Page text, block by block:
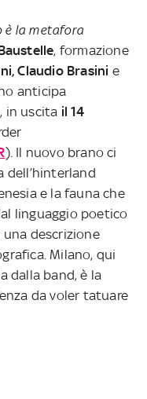
è la metafora
, formazione
Claudio Brasini e
anticipa
, in uscita il 14
). Il nuovo brano ci
e la fauna che
linguaggio poetico
descrizione
Milano, qui
dalla band, è la
da voler tatuare